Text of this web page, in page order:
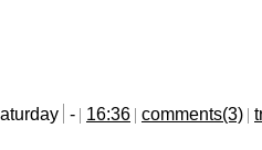
- 16:36 comments(3)